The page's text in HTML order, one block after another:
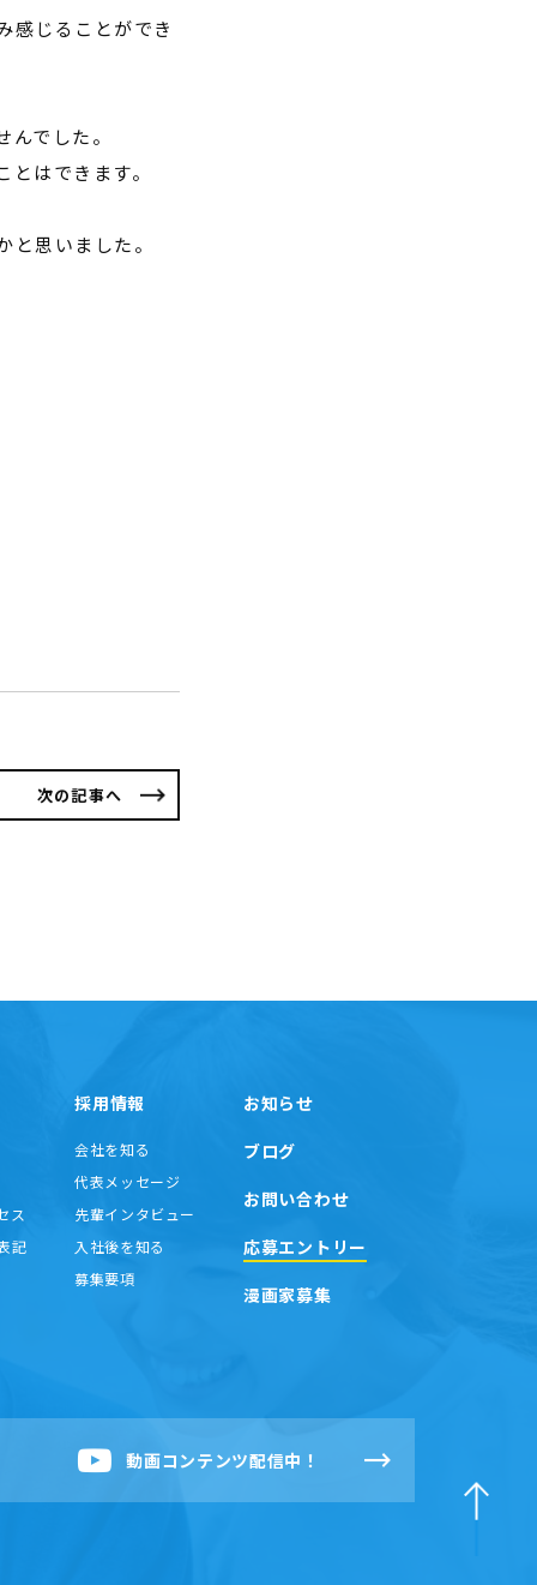
感じることができ
でした。
はできます。
思いました。
次の記事へ
ス
記
採用情報
会社を知る
代表メッセージ
先輩インタビュー
入社後を知る
募集要項
お知らせ
ブログ
お問い合わせ
応募エントリー
漫画家募集
動画コンテンツ配信中！